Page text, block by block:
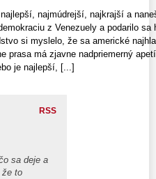
najmúdrejší, najkrajší a
z Venezuely a podarilo
si myslelo, že sa americké
prasa má zjavne nadpriemerný
je najlepší, [...]
RSS
sa deje a
že to